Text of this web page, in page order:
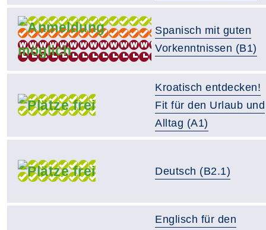
Spanisch mit guten
Vorkenntnissen (B1)
Kroatisch entdecken!
Fit für den Urlaub und
Alltag (A1)
Deutsch (B2.1)
Englisch für den